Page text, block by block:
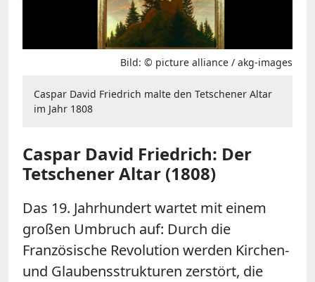
Bild: © picture alliance / akg-images
Caspar David Friedrich malte den Tetschener Altar
im Jahr 1808
Caspar David Friedrich: Der
Tetschener Altar (1808)
Das 19. Jahrhundert wartet mit einem
großen Umbruch auf: Durch die
Französische Revolution werden Kirchen-
und Glaubensstrukturen zerstört, die